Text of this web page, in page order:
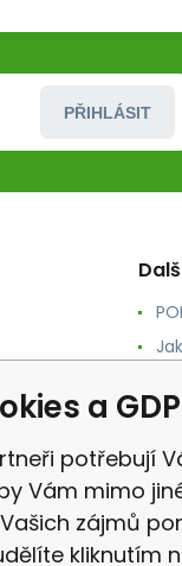
PŘIHLÁSIT
a
potřebují
Vám mimo
zájmů
kliknutím